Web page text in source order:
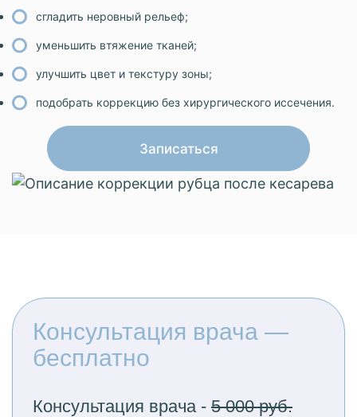
сгладить неровный рельеф;
уменьшить втяжение тканей;
улучшить цвет и текстуру зоны;
подобрать коррекцию без хирургического иссечения.
Записаться
Консультация врача —
бесплатно
Консультация врача - 5 000 руб.